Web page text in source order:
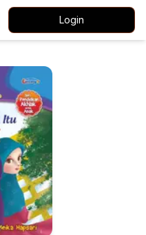
Login